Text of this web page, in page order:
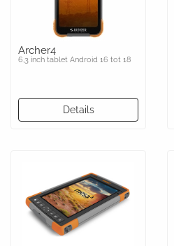
Archer4
6,3 inch tablet Android 16 tot 18
Details